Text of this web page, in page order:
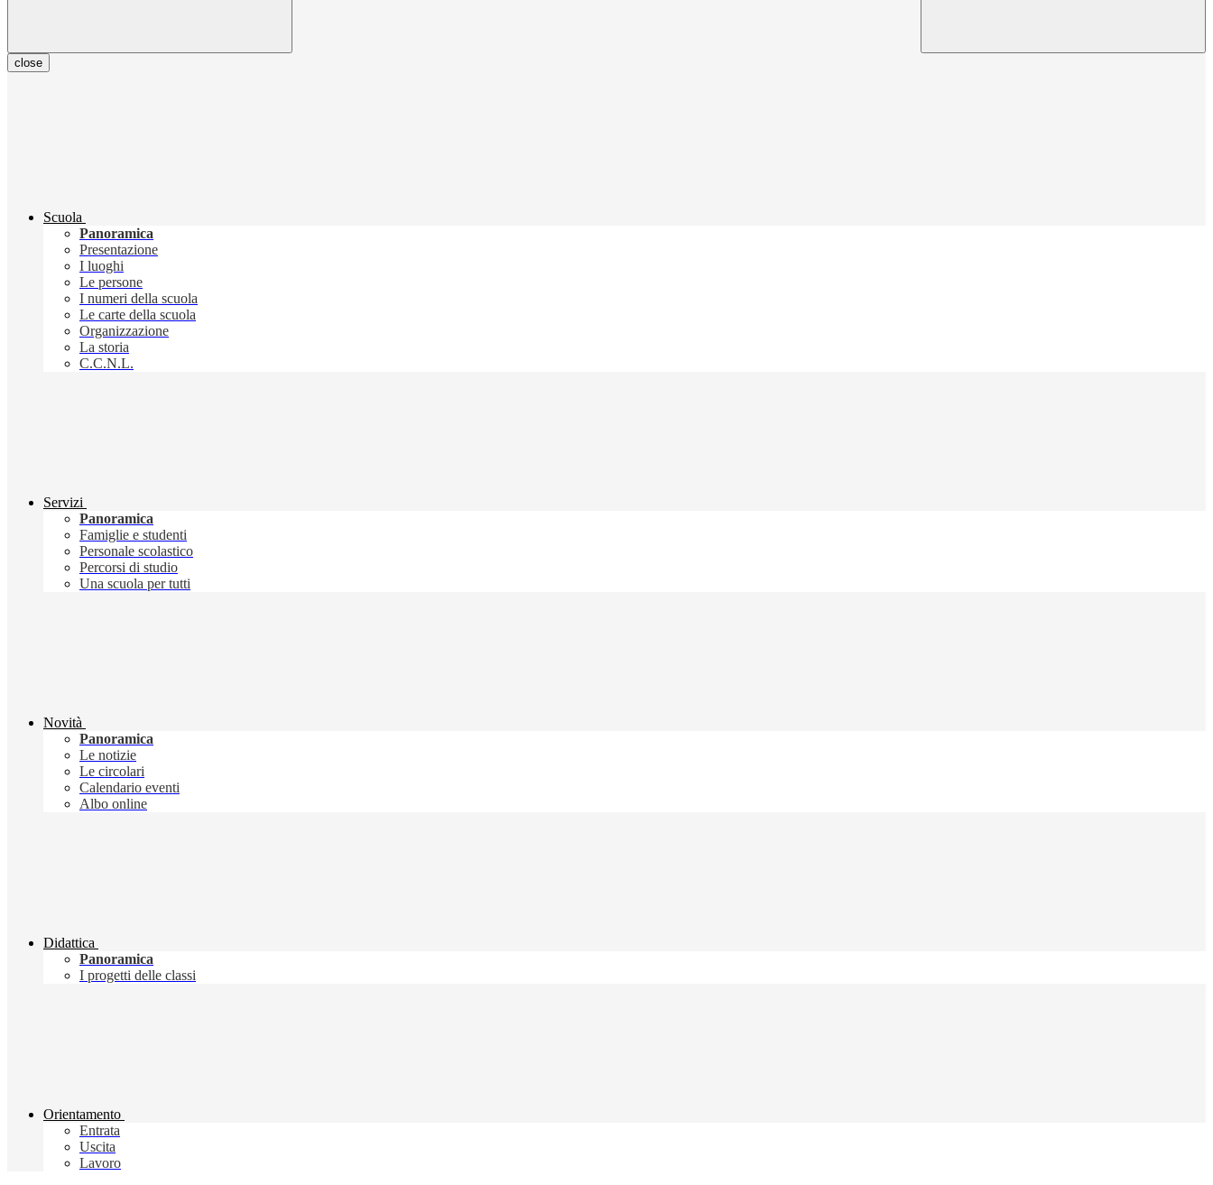
close
Scuola
Panoramica
Presentazione
I luoghi
Le persone
I numeri della scuola
Le carte della scuola
Organizzazione
La storia
C.C.N.L.
Servizi
Panoramica
Famiglie e studenti
Personale scolastico
Percorsi di studio
Una scuola per tutti
Novità
Panoramica
Le notizie
Le circolari
Calendario eventi
Albo online
Didattica
Panoramica
I progetti delle classi
Orientamento
Entrata
Uscita
Lavoro